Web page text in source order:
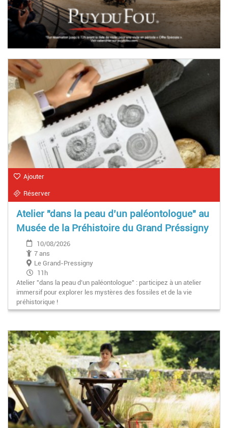
Ajouter
Réserver
Atelier "dans la peau d’un paléontologue" au
Musée de la Préhistoire du Grand Préssigny
10/08/2026
7 ans
Le Grand-Pressigny
11h
Atelier "dans la peau d’un paléontologue" : participez à un atelier
immersif pour explorer les mystères des fossiles et de la vie
préhistorique !